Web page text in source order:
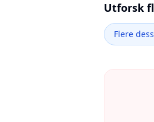
Utforsk
Flere